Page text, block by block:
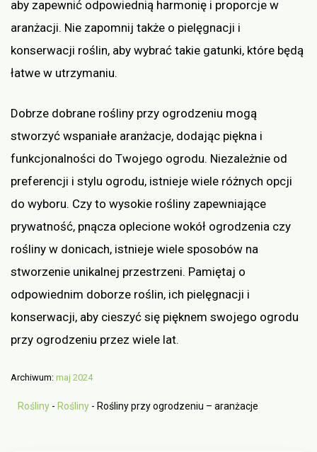
aby zapewnić odpowiednią harmonię i proporcje w
aranżacji. Nie zapomnij także o pielęgnacji i
konserwacji roślin, aby wybrać takie gatunki, które będą
łatwe w utrzymaniu.
Dobrze dobrane rośliny przy ogrodzeniu mogą
stworzyć wspaniałe aranżacje, dodając piękna i
funkcjonalności do Twojego ogrodu. Niezależnie od
preferencji i stylu ogrodu, istnieje wiele różnych opcji
do wyboru. Czy to wysokie rośliny zapewniające
prywatność, pnącza oplecione wokół ogrodzenia czy
rośliny w donicach, istnieje wiele sposobów na
stworzenie unikalnej przestrzeni. Pamiętaj o
odpowiednim doborze roślin, ich pielęgnacji i
konserwacji, aby cieszyć się pięknem swojego ogrodu
przy ogrodzeniu przez wiele lat.
Archiwum: maj 2024
Rośliny - Rośliny - Rośliny przy ogrodzeniu – aranżacje